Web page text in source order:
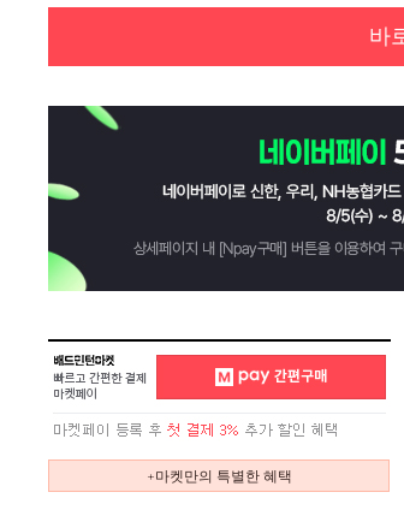
바
+마켓만의 특별한 혜택